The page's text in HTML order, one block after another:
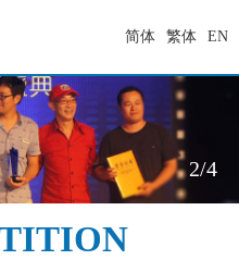
简体 繁体 EN
2/4